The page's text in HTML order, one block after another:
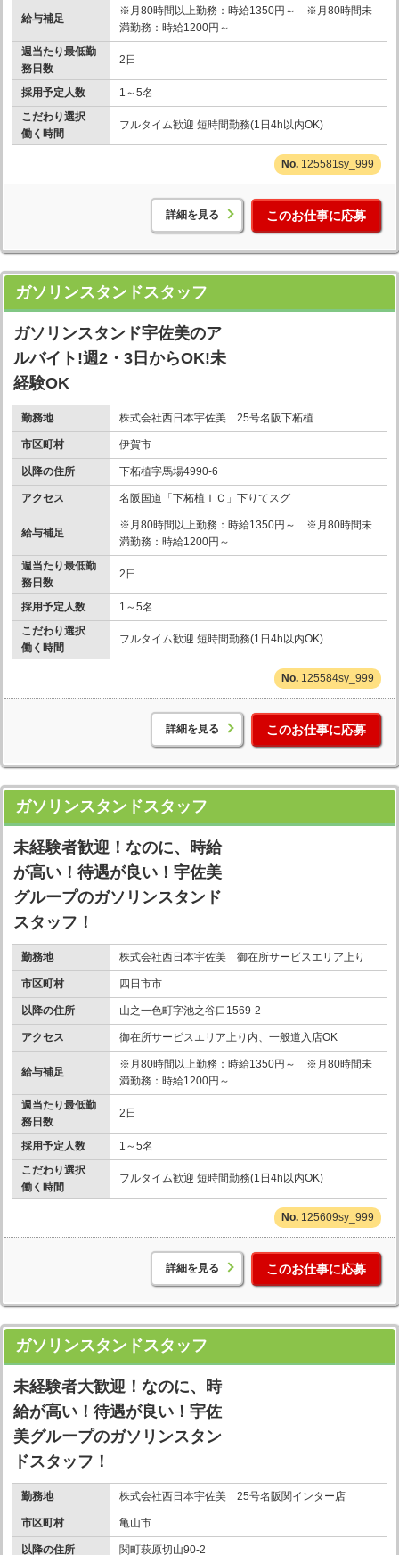
給与補足
※月80時間以上勤務：時給1350円～ ※月80時間未
満勤務：時給1200円～
週当たり最低勤
務日数
2日
採用予定人数
1～5名
こだわり選択
働く時間
フルタイム歓迎 短時間勤務(1日4h以内OK)
125581sy_999
詳細を見る このお仕事に応募
ガソリンスタンドスタッフ
ガソリンスタンド宇佐美のア
ルバイト!週2・3日からOK!未
経験OK
勤務地 株式会社西日本宇佐美 25号名阪下柘植
市区町村 伊賀市
以降の住所 下柘植字馬場4990-6
アクセス 名阪国道「下柘植ＩＣ」下りてスグ
給与補足
※月80時間以上勤務：時給1350円～ ※月80時間未
満勤務：時給1200円～
週当たり最低勤
務日数
2日
採用予定人数
1～5名
こだわり選択
働く時間
フルタイム歓迎 短時間勤務(1日4h以内OK)
125584sy_999
詳細を見る このお仕事に応募
ガソリンスタンドスタッフ
未経験者歓迎！なのに、時給
が高い！待遇が良い！宇佐美
グループのガソリンスタンド
スタッフ！
勤務地 株式会社西日本宇佐美 御在所サービスエリア上り
市区町村 四日市市
以降の住所 山之一色町字池之谷口1569-2
アクセス 御在所サービスエリア上り内、一般道入店OK
給与補足
※月80時間以上勤務：時給1350円～ ※月80時間未
満勤務：時給1200円～
週当たり最低勤
務日数
2日
採用予定人数
1～5名
こだわり選択
働く時間
フルタイム歓迎 短時間勤務(1日4h以内OK)
125609sy_999
詳細を見る このお仕事に応募
ガソリンスタンドスタッフ
未経験者大歓迎！なのに、時
給が高い！待遇が良い！宇佐
美グループのガソリンスタン
ドスタッフ！
勤務地 株式会社西日本宇佐美 25号名阪関インター店
市区町村 亀山市
以降の住所 関町萩原切山90-2